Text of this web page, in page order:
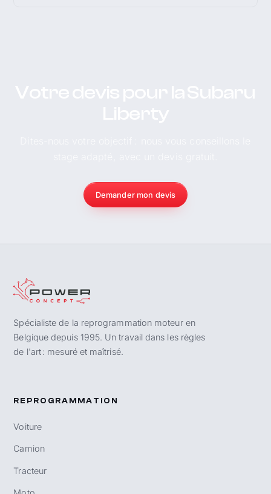
Demander mon devis
Spécialiste de la reprogrammation moteur en
Belgique depuis 1995. Un travail dans les règles
de l'art : mesuré et maîtrisé.
REPROGRAMMATION
Voiture
Camion
Tracteur